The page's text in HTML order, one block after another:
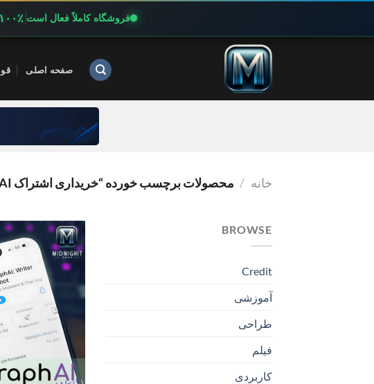
فروشگاه کاملاً فعال است ۱۰۰٪
صفحه اصلی
خانه / محصولات برچسب خورده “خریداری اشتراک PARAGRAPH AI”
BROWSE
Credit
آموزشی
طراحی
فیلم
کاربردی